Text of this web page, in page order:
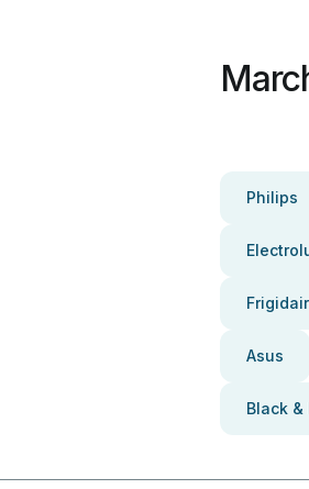
Philips
Asus
Black &